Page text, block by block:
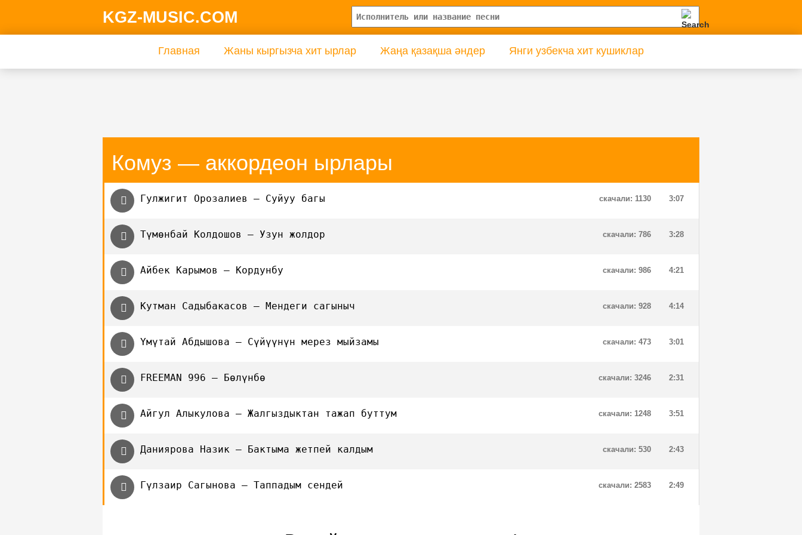
KGZ-MUSIC.COM
Главная Жаны кыргызча хит ырлар Жаңа қазақша әндер Янги узбекча хит кушиклар
Комуз — аккордеон ырлары
Гулжигит Орозалиев — Суйуу багы 3:07
скачали: 1130
Түмөнбай Колдошов — Узун жолдор 3:28
скачали: 786
Айбек Карымов — Кордунбу 4:21
скачали: 986
Кутман Садыбакасов — Мендеги сагыныч 4:14
скачали: 928
Үмүтай Абдышова — Сүйүүнүн мерез мыйзамы 3:01
скачали: 473
FREEMAN 996 — Бөлүнбө 2:31
скачали: 3246
Айгул Алыкулова — Жалгыздыктан тажап буттум 3:51
скачали: 1248
Даниярова Назик — Бактыма жетпей калдым 2:43
скачали: 530
Гүлзаир Сагынова — Таппадым сендей 2:49
скачали: 2583